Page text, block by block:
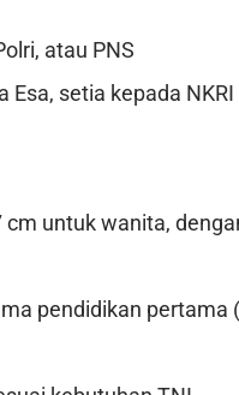
atau PNS
setia kepada
untuk wanita,
pendidikan pertama